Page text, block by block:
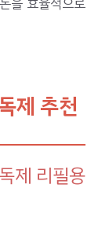
제 추천
제 리필용